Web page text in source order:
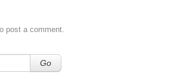
post a comment.
Go